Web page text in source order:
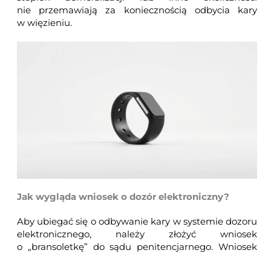
nie przemawiają za koniecznością odbycia kary
w więzieniu.
Jak wygląda wniosek o dozór elektroniczny?
Aby ubiegać się o odbywanie kary w systemie dozoru
elektronicznego, należy złożyć wniosek
o „bransoletkę” dosądu penitencjarnego. Wniosek